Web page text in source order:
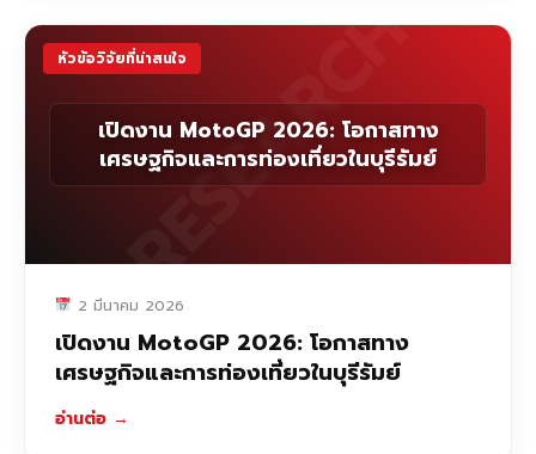
หัวข้อวิจัยที่น่าสนใจ
เปิดงาน MotoGP 2026: โอกาสทาง
เศรษฐกิจและการท่องเที่ยวในบุรีรัมย์
RESEARCH
2 มีนาคม 2026
เปิดงาน MotoGP 2026: โอกาสทาง
เศรษฐกิจและการท่องเที่ยวในบุรีรัมย์
อ่านต่อ →